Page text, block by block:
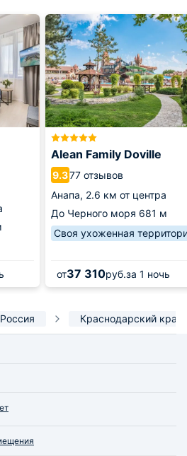
Alean Family Doville
9.377 отзывов
Анапа, 2.6 км от центра
До Черного моря 681 м
Своя ухоженная
от37 310руб.за 1 ночь
Россия Краснодарский край